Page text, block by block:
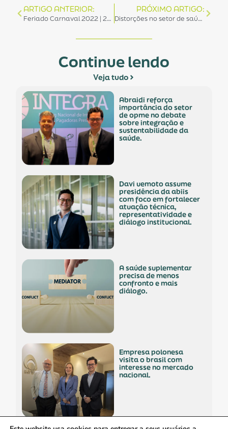
ARTIGO ANTERIOR:
Feriado Carnaval 2022 | 28/02 e 01/03
PRÓXIMO ARTIGO:
Distorções no setor de saúde podem comprometer o fornecimento de produtos nos próximos meses
Continue lendo
Veja tudo
abraidi reforça
importância do setor
de opme no debate
sobre integração e
sustentabilidade da
saúde.
davi uemoto assume
presidência da abiis
com foco em fortalecer
atuação técnica,
representatividade e
diálogo institucional.
a saúde suplementar
precisa de menos
confronto e mais
diálogo.
empresa polonesa
visita o brasil com
interesse no mercado
nacional.